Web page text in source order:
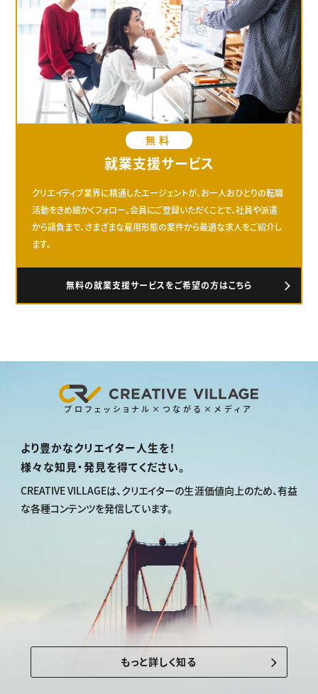
無料
就業支援サービス
クリエイティブ業界に精通したエージェントが、お一人おひとりの転職
活動をきめ細かくフォロー。会員にご登録いただくことで、社員や派遣
から請負まで、さまざまな雇用形態の案件から最適な求人をご紹介し
ます。
無料の就業支援サービスをご希望の方はこちら
プロフェッショナル×つながる×メディア
より豊かなクリエイター人生を！
様々な知見・発見を得てください。
CREATIVE VILLAGEは、 クリエイターの生涯価値向上のため、有益
な各種コンテンツを発信しています。
もっと詳しく知る